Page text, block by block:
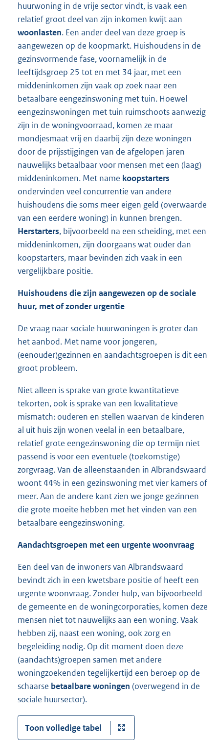
huurwoning in de vrije sector vindt, is vaak een
relatief groot deel van zijn inkomen kwijt aan
woonlasten. Een ander deel van deze groep is
aangewezen op de koopmarkt. Huishoudens in de
gezinsvormende fase, voornamelijk in de
leeftijdsgroep 25 tot en met 34 jaar, met een
middeninkomen zijn vaak op zoek naar een
betaalbare eengezinswoning met tuin. Hoewel
eengezinswoningen met tuin ruimschoots aanwezig
zijn in de woningvoorraad, komen ze maar
mondjesmaat vrij en daarbij zijn deze woningen
door de prijsstijgingen van de afgelopen jaren
nauwelijks betaalbaar voor mensen met een (laag)
middeninkomen. Met name koopstarters
ondervinden veel concurrentie van andere
huishoudens die soms meer eigen geld (overwaarde
van een eerdere woning) in kunnen brengen.
Herstarters, bijvoorbeeld na een scheiding, met een
middeninkomen, zijn doorgaans wat ouder dan
koopstarters, maar bevinden zich vaak in een
vergelijkbare positie.
Huishoudens die zijn aangewezen op de sociale
huur, met of zonder urgentie
De vraag naar sociale huurwoningen is groter dan
het aanbod. Met name voor jongeren,
(eenouder)gezinnen en aandachtsgroepen is dit een
groot probleem.
Niet alleen is sprake van grote kwantitatieve
tekorten, ook is sprake van een kwalitatieve
mismatch: ouderen en stellen waarvan de kinderen
al uit huis zijn wonen veelal in een betaalbare,
relatief grote eengezinswoning die op termijn niet
passend is voor een eventuele (toekomstige)
zorgvraag. Van de alleenstaanden in Albrandswaard
woont 44% in een gezinswoning met vier kamers of
meer. Aan de andere kant zien we jonge gezinnen
die grote moeite hebben met het vinden van een
betaalbare eengezinswoning.
Aandachtsgroepen met een urgente woonvraag
Een deel van de inwoners van Albrandswaard
bevindt zich in een kwetsbare positie of heeft een
urgente woonvraag. Zonder hulp, van bijvoorbeeld
de gemeente en de woningcorporaties, komen deze
mensen niet tot nauwelijks aan een woning. Vaak
hebben zij, naast een woning, ook zorg en
begeleiding nodig. Op dit moment doen deze
(aandachts)groepen samen met andere
woningzoekenden tegelijkertijd een beroep op de
schaarse betaalbare woningen (overwegend in de
sociale huursector).
Toon volledige tabel